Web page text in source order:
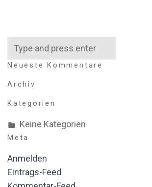
Search
Neueste Kommentare
Archiv
Kategorien
Keine Kategorien
Meta
Anmelden
Eintrags-Feed